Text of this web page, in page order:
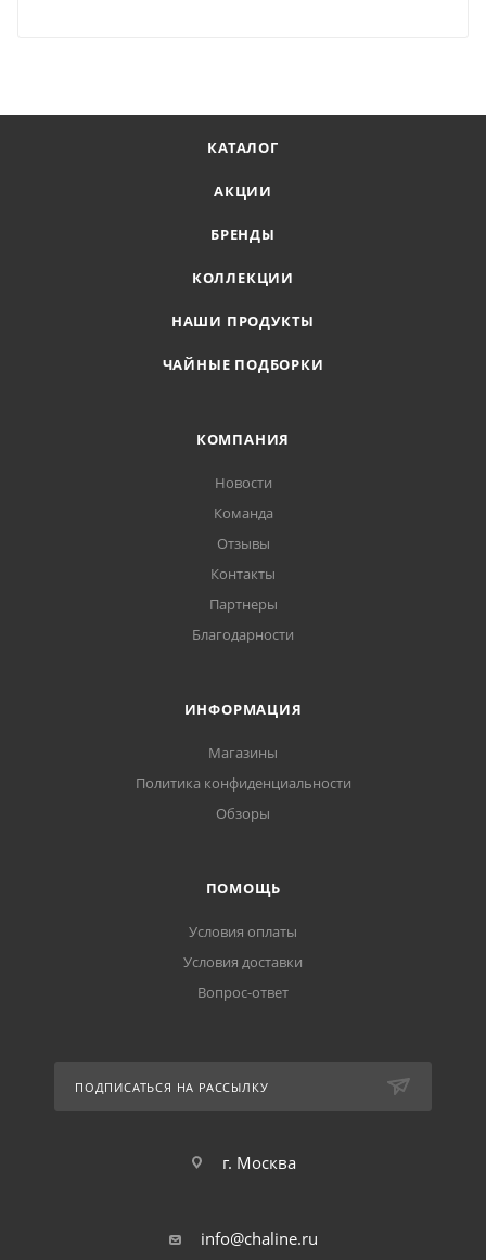
КАТАЛОГ
АКЦИИ
БРЕНДЫ
КОЛЛЕКЦИИ
НАШИ ПРОДУКТЫ
ЧАЙНЫЕ ПОДБОРКИ
КОМПАНИЯ
Новости
Команда
Отзывы
Контакты
Партнеры
Благодарности
ИНФОРМАЦИЯ
Магазины
Политика конфиденциальности
Обзоры
ПОМОЩЬ
Условия оплаты
Условия доставки
Вопрос-ответ
ПОДПИСАТЬСЯ НА РАССЫЛКУ
г. Москва
info@chaline.ru